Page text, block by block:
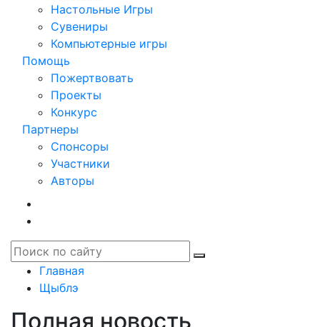
Настольные Игры
Сувениры
Компьютерные игры
Помощь
Пожертвовать
Проекты
Конкурс
Партнеры
Спонсоры
Участники
Авторы
Главная
Щыблэ
Полная новость